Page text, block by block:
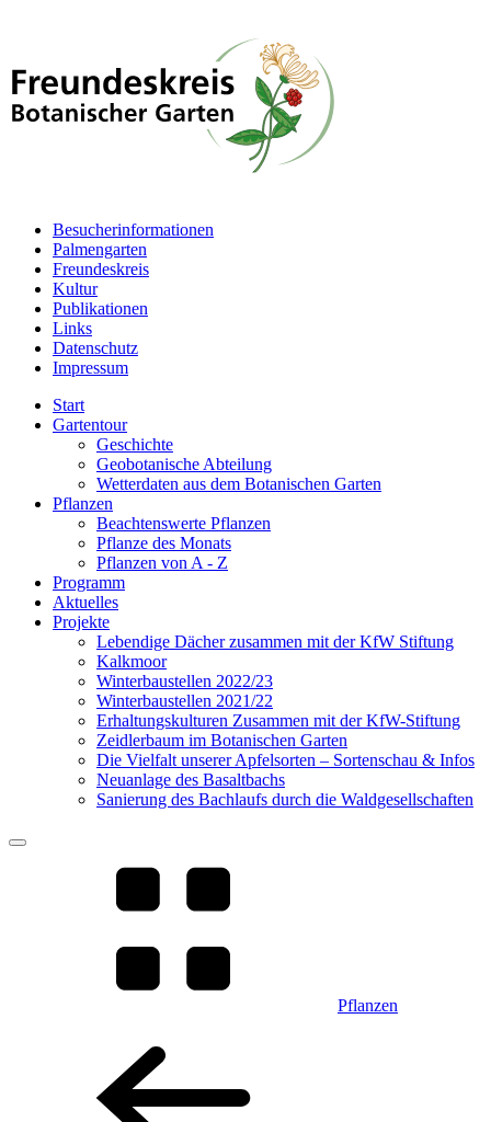
Besucherinformationen
Palmengarten
Freundeskreis
Kultur
Publikationen
Links
Datenschutz
Impressum
Start
Gartentour
Geschichte
Geobotanische Abteilung
Wetterdaten aus dem Botanischen Garten
Pflanzen
Beachtenswerte Pflanzen
Pflanze des Monats
Pflanzen von A - Z
Programm
Aktuelles
Projekte
Lebendige Dächer zusammen mit der KfW Stiftung
Kalkmoor
Winterbaustellen 2022/23
Winterbaustellen 2021/22
Erhaltungskulturen Zusammen mit der KfW-Stiftung
Zeidlerbaum im Botanischen Garten
Die Vielfalt unserer Apfelsorten – Sortenschau & Infos
Neuanlage des Basaltbachs
Sanierung des Bachlaufs durch die Waldgesellschaften
Pflanzen